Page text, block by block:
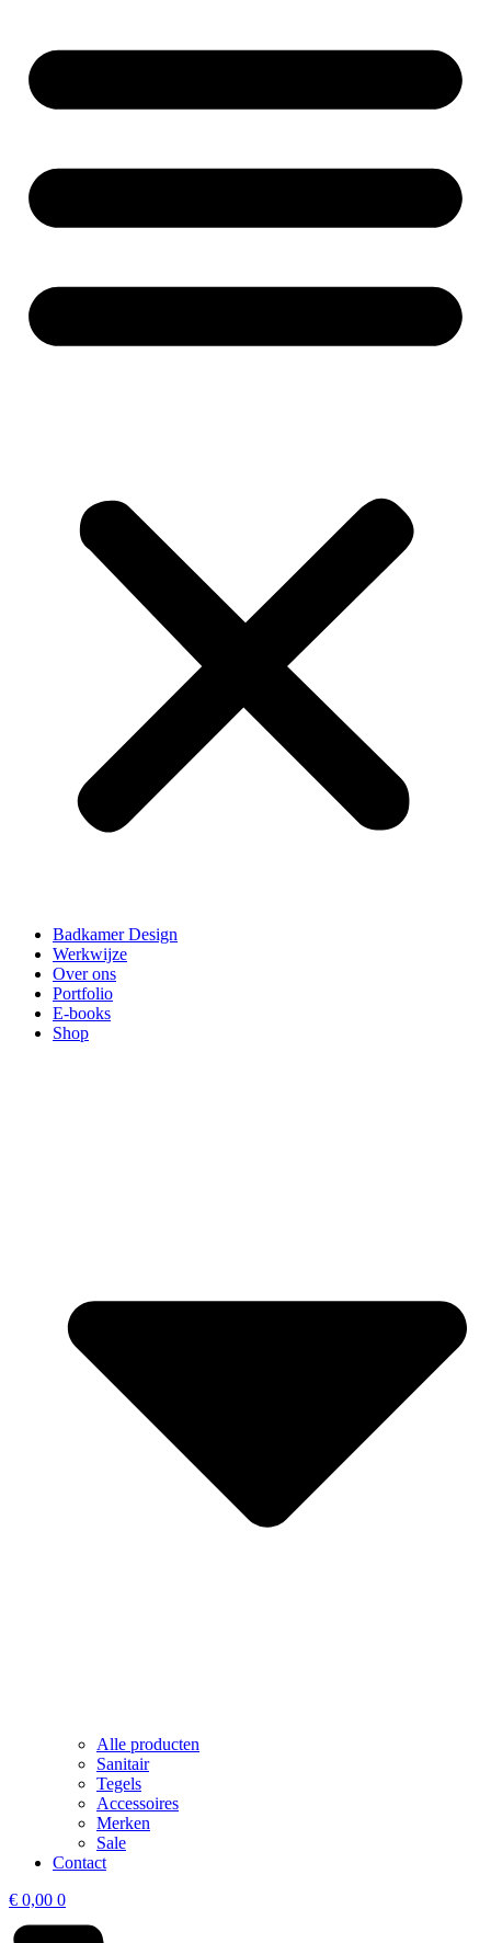
Badkamer Design
Werkwijze
Over ons
Portfolio
E-books
Shop
Alle producten
Sanitair
Tegels
Accessoires
Merken
Sale
Contact
€ 0,00 0